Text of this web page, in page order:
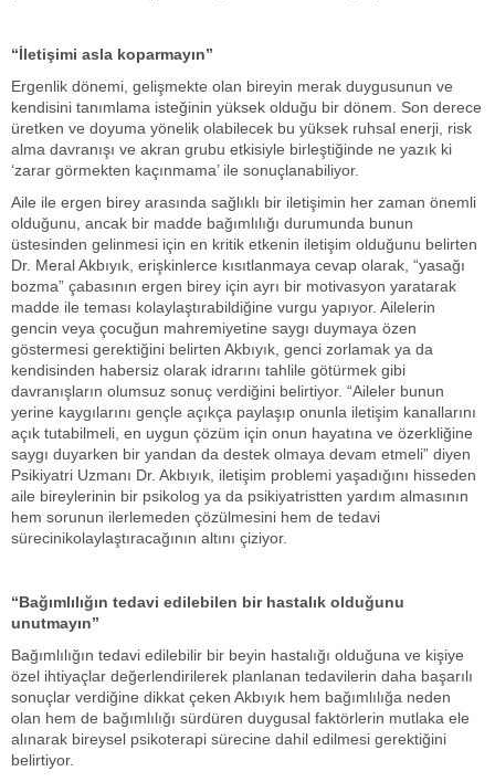
“İletişimi asla koparmayın”
Ergenlik dönemi, gelişmekte olan bireyin merak duygusunun ve
kendisini tanımlama isteğinin yüksek olduğu bir dönem. Son derece
üretken ve doyuma yönelik olabilecek bu yüksek ruhsal enerji, risk
alma davranışı ve akran grubu etkisiyle birleştiğinde ne yazık ki
‘zarar görmekten kaçınmama’ ile sonuçlanabiliyor.
Aile ile ergen birey arasında sağlıklı bir iletişimin her zaman önemli
olduğunu, ancak bir madde bağımlılığı durumunda bunun
üstesinden gelinmesi için en kritik etkenin iletişim olduğunu belirten
Dr. Meral Akbıyık, erişkinlerce kısıtlanmaya cevap olarak, “yasağı
bozma” çabasının ergen birey için ayrı bir motivasyon yaratarak
madde ile teması kolaylaştırabildiğine vurgu yapıyor. Ailelerin
gencin veya çocuğun mahremiyetine saygı duymaya özen
göstermesi gerektiğini belirten Akbıyık, genci zorlamak ya da
kendisinden habersiz olarak idrarını tahlile götürmek gibi
davranışların olumsuz sonuç verdiğini belirtiyor. “Aileler bunun
yerine kaygılarını gençle açıkça paylaşıp onunla iletişim kanallarını
açık tutabilmeli, en uygun çözüm için onun hayatına ve özerkliğine
saygı duyarken bir yandan da destek olmaya devam etmeli” diyen
Psikiyatri Uzmanı Dr. Akbıyık, iletişim problemi yaşadığını hisseden
aile bireylerinin bir psikolog ya da psikiyatristten yardım almasının
hem sorunun ilerlemeden çözülmesini hem de tedavi
sürecinikolaylaştıracağının altını çiziyor.
“Bağımlılığın tedavi edilebilen bir hastalık olduğunu
unutmayın”
Bağımlılığın tedavi edilebilir bir beyin hastalığı olduğuna ve kişiye
özel ihtiyaçlar değerlendirilerek planlanan tedavilerin daha başarılı
sonuçlar verdiğine dikkat çeken Akbıyık hem bağımlılığa neden
olan hem de bağımlılığı sürdüren duygusal faktörlerin mutlaka ele
alınarak bireysel psikoterapi sürecine dahil edilmesi gerektiğini
belirtiyor.